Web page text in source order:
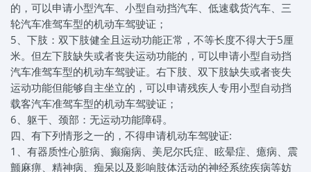
的，可以申请小型汽车、小型自动挡汽车、低速载货汽车、三
轮汽车准驾车型的机动车驾驶证；
5、下肢：双下肢健全且运动功能正常，不等长度不得大于5厘
米。但左下肢缺失或者丧失运动功能的，可以申请小型自动挡
汽车准驾车型的机动车驾驶证。右下肢、双下肢缺失或者丧失
运动功能但能够自主坐立的，可以申请残疾人专用小型自动挡
载客汽车准驾车型的机动车驾驶证；
6、躯干、颈部：无运动功能障碍。
四、有下列情形之一的，不得申请机动车驾驶证:
1、有器质性心脏病、癫痫病、美尼尔氏症、眩晕症、癔病、震
颤麻痹、精神病、痴呆以及影响肢体活动的神经系统疾病等妨